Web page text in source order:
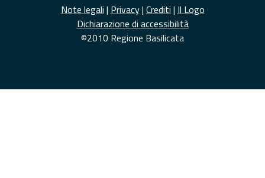
Note legali | Privacy| Crediti | Il Logo
Dichiarazione di accessibilità
©2010 Regione Basilicata